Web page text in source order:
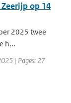
op 14
2025 twee
h...
| Pages: 27